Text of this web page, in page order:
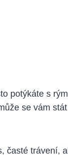
potýkáte s
se vám
časté trávení,